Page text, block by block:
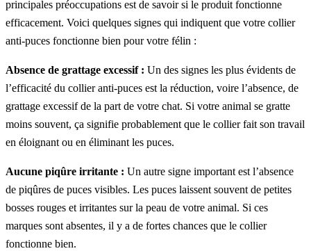
principales préoccupations est de savoir si le produit fonctionne
efficacement. Voici quelques signes qui indiquent que votre collier
anti-puces fonctionne bien pour votre félin :
Absence de grattage excessif : Un des signes les plus évidents de
l’efficacité du collier anti-puces est la réduction, voire l’absence, de
grattage excessif de la part de votre chat. Si votre animal se gratte
moins souvent, ça signifie probablement que le collier fait son travail
en éloignant ou en éliminant les puces.
Aucune piqûre irritante : Un autre signe important est l’absence
de piqûres de puces visibles. Les puces laissent souvent de petites
bosses rouges et irritantes sur la peau de votre animal. Si ces
marques sont absentes, il y a de fortes chances que le collier
fonctionne bien.